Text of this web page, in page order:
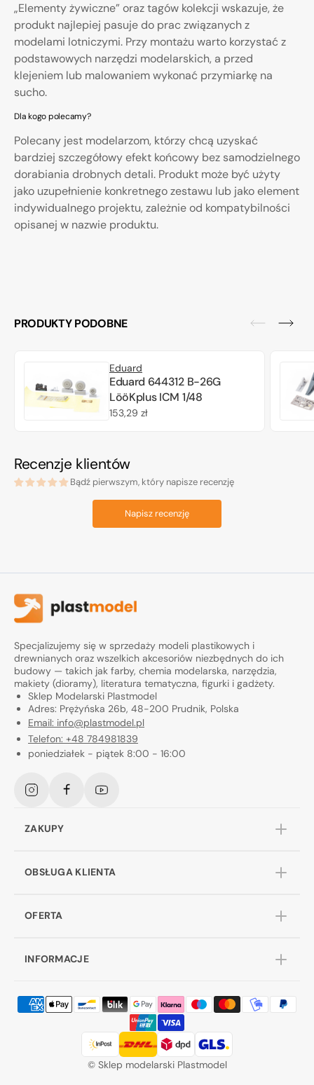
„Elementy żywiczne” oraz tagów kolekcji wskazuje, że
produkt najlepiej pasuje do prac związanych z
modelami lotniczymi. Przy montażu warto korzystać z
podstawowych narzędzi modelarskich, a przed
klejeniem lub malowaniem wykonać przymiarkę na
sucho.
Dla kogo polecamy?
Polecany jest modelarzom, którzy chcą uzyskać
bardziej szczegółowy efekt końcowy bez samodzielnego
dorabiania drobnych detali. Produkt może być użyty
jako uzupełnienie konkretnego zestawu lub jako element
indywidualnego projektu, zależnie od kompatybilności
opisanej w nazwie produktu.
PRODUKTY PODOBNE
Eduard
Eduard 644312 B-26G
LööKplus ICM 1/48
Cena
153,29 zł
Recenzje klientów
Bądź pierwszym, który napisze recenzję
Napisz recenzję
Specjalizujemy się w sprzedaży modeli plastikowych i
drewnianych oraz wszelkich akcesoriów niezbędnych do ich
budowy — takich jak farby, chemia modelarska, narzędzia,
makiety (dioramy), literatura tematyczna, figurki i gadżety.
Sklep Modelarski Plastmodel
Adres: Prężyńska 26b, 48-200 Prudnik, Polska
Email: info@plastmodel.pl
Telefon: +48 784981839
poniedziałek - piątek 8:00 - 16:00
InstagramFacebookYouTube
ZAKUPY
OBSŁUGA KLIENTA
OFERTA
INFORMACJE
© Sklep modelarski Plastmodel